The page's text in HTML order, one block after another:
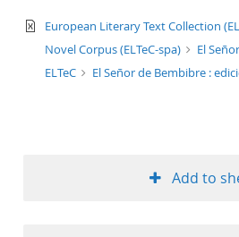
text/xml
European Literary Text Collection
Novel Corpus (ELTeC-spa)
El
ELTeC
El Señor de Bembibre :
Add to